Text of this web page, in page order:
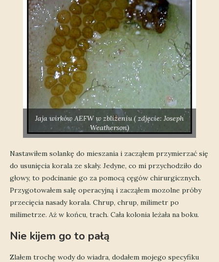
Jaja wirków AEFW w zbliżeniu ( zdjęcie: Joseph
Weatherson)
Nastawiłem solankę do mieszania i zacząłem przymierzać się
do usunięcia korala ze skały. Jedyne, co mi przychodziło do
głowy, to podcinanie go za pomocą cęgów chirurgicznych.
Przygotowałem salę operacyjną i zacząłem mozolne próby
przecięcia nasady korala. Chrup, chrup, milimetr po
milimetrze. Aż w końcu, trach. Cała kolonia leżała na boku.
Nie kijem go to pałą
Zlałem trochę wody do wiadra, dodałem mojego specyfiku